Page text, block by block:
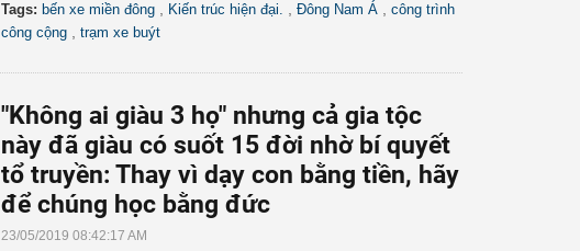
Tags: bến xe miền đông Kiến trúc hiện đại. Đông Nam Á
công trình
công cộng
trạm xe buýt
"Không ai giàu 3 họ" nhưng cả gia tộc
này đã giàu có suốt 15 đời nhờ bí quyết
tổ truyền: Thay vì dạy con bằng tiền, hãy
để chúng học bằng đức
23/05/2019 08:42:17 AM